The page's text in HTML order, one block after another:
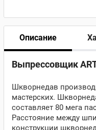
Описание
Выпрессовщик
Шкворнедав
мастерских.
составляет 80 мега
Расстояние между
конструкции